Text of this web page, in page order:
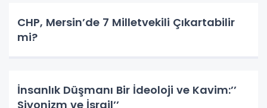
CHP, Mersin’de 7 Milletvekili Çıkartabilir
mi?
İnsanlık Düşmanı Bir İdeoloji ve Kavim:’’
Siyonizm ve İsrail’’